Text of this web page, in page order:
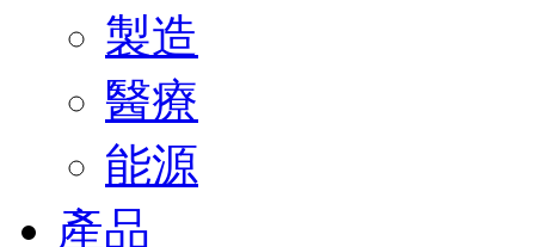
製造
醫療
能源
產品